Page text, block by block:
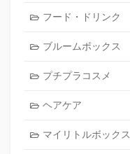
フード・ドリンク
ブルームボックス
プチプラコスメ
ヘアケア
マイリトルボックス